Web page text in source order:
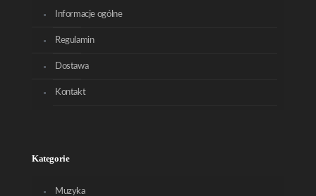
Informacje ogólne
Regulamin
Dostawa
Kontakt
Kategorie
Muzyka